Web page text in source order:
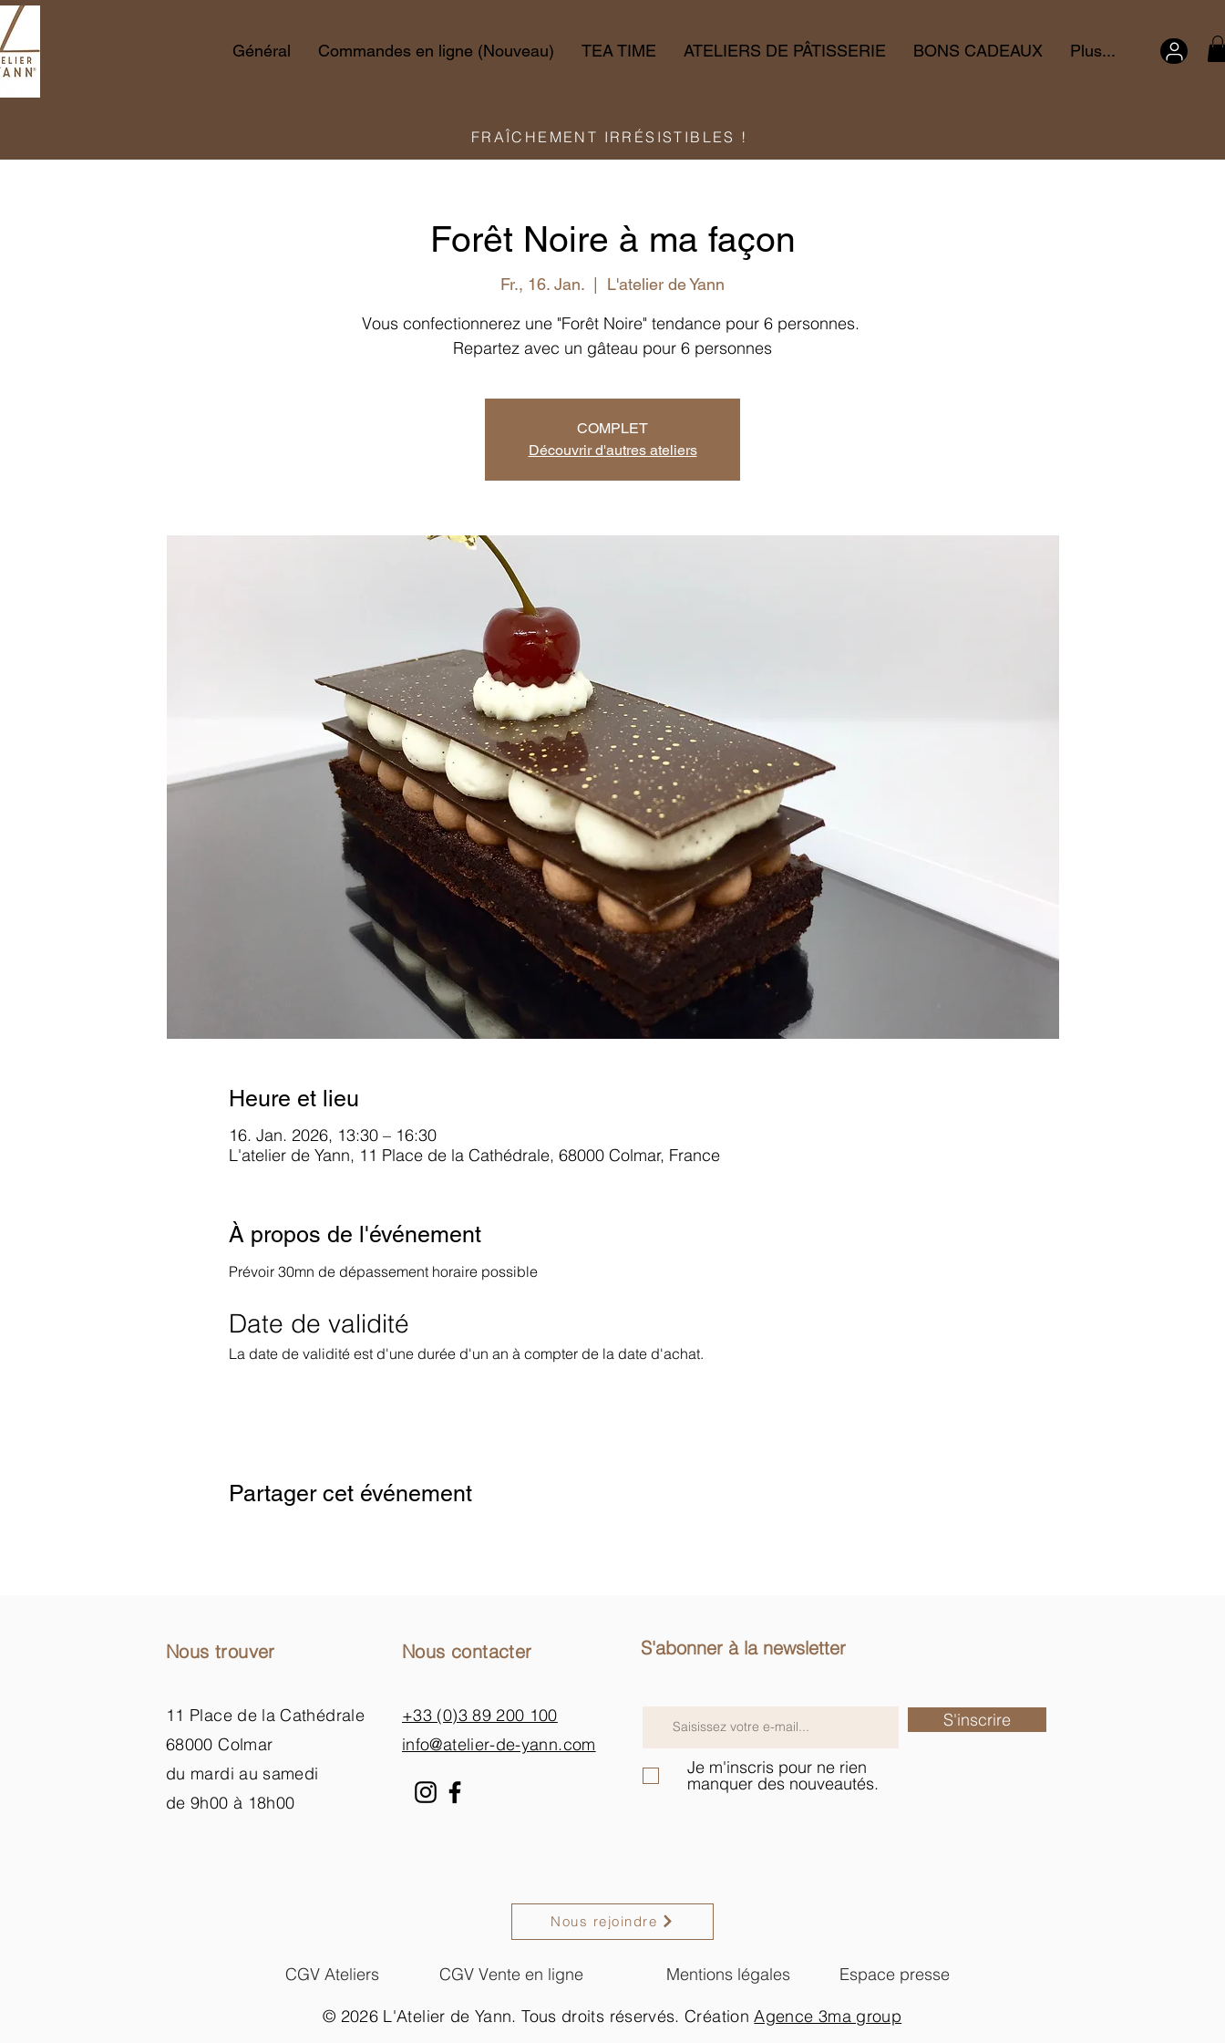
Général Commandes en ligne (Nouveau) TEA TIME ATELIERS DE PÂTISSERIE BONS CADEAUX Plus...
FRAÎCHEMENT IRRÉSISTIBLES !
Forêt Noire à ma façon
Fr., 16. Jan. L'atelier de Yann
Vous confectionnerez une "Forêt Noire" tendance pour 6 personnes.
Repartez avec un gâteau pour 6 personnes
COMPLET
Découvrir d'autres ateliers
Heure et lieu
16. Jan. 2026, 13:30 – 16:30
L'atelier de Yann, 11 Place de la Cathédrale, 68000 Colmar, France
À propos de l'événement
Prévoir 30mn de dépassement horaire possible
Date de validité
La date de validité est d'une durée d'un an à compter de la date d'achat.
Partager cet événement
Nous trouver
11 Place de la Cathédrale
68000 Colmar
du mardi au samedi
de 9h00 à 18h00
Nous contacter
+33 (0)3 89 200 100​
info@atelier-de-yann.com
S'abonner à la newsletter
S'inscrire
Je m'inscris pour ne rien
manquer des nouveautés.
Nous rejoindre
CGV Ateliers CGV Vente en ligne Mentions légales
Espace presse
© 2026 L'Atelier de Yann. Tous droits réservés. CréationAgence 3ma group